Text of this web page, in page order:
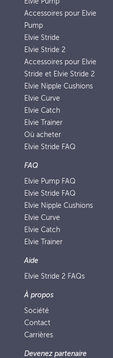
Accessoires pour Elvie
Pump
Elvie Stride
Elvie Stride 2
Accessoires pour Elvie
Stride et Elvie Stride 2
Elvie Nipple Cushions
Elvie Curve
Elvie Catch
Elvie Trainer
Où acheter
Elvie Stride FAQ
FAQ
Elvie Pump FAQ
Elvie Stride FAQ
Elvie Nipple Cushions
Elvie Curve
Elvie Catch
Elvie Trainer
Aide
Elvie Stride 2 FAQs
À propos
Société
Contact
Carrières
Devenez partenaire